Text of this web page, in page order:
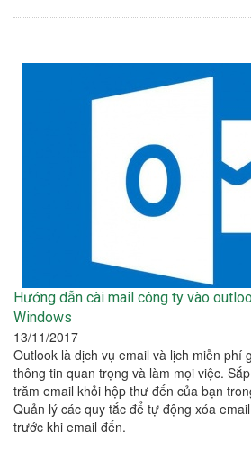
Hướng dẫn cài mail công ty vào
Windows
13/11/2017
Outlook là dịch vụ email và lịch miễn phí
thông tin quan trọng và làm mọi việc.
trăm email khỏi hộp thư đến của bạn
Quản lý các quy tắc để tự động xóa
trước khi email đến.